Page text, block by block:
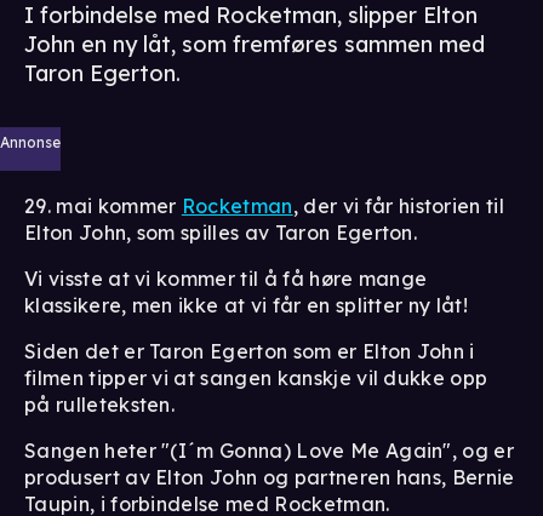
I forbindelse med Rocketman, slipper Elton
John en ny låt, som fremføres sammen med
Taron Egerton.
Annonse
29. mai kommer Rocketman, der vi får historien til
Elton John, som spilles av Taron Egerton.
Vi visste at vi kommer til å få høre mange
klassikere, men ikke at vi får en splitter ny låt!
Siden det er Taron Egerton som er Elton John i
filmen tipper vi at sangen kanskje vil dukke opp
på rulleteksten.
Sangen heter "(I´m Gonna) Love Me Again", og er
produsert av Elton John og partneren hans, Bernie
Taupin, i forbindelse med Rocketman.